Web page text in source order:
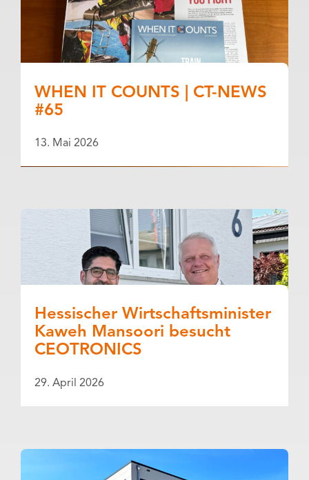
WHEN IT COUNTS | CT-NEWS
#65
13. Mai 2026
Hessischer Wirtschaftsminister
Kaweh Mansoori besucht
CEOTRONICS
29. April 2026